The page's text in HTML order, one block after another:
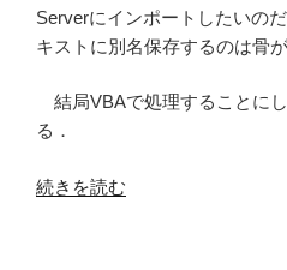
Serverにインポートしたいの
キストに別名保存するのは骨
結局VBAで処理することに
る．
“EXCEL
続きを読む